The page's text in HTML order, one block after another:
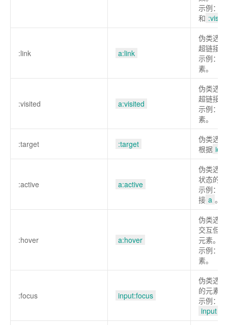
示例：
和
:link a:link
伪类选
超链接。
示例：
素。
:visited a:visited
伪类选
超链接。
示例：
素。
:target :target
伪类选
根据 id
:active a:active
伪类选
状态的
示例：
接 a 。
:hover a:hover
伪类选
交互但
元素。
示例：
素。
:focus input:focus
伪类选
的元素。
示例：
input